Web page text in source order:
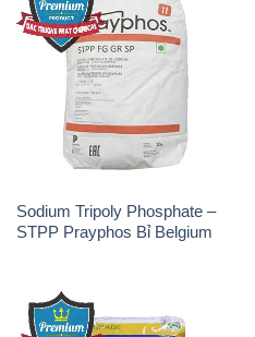
Sodium Tripoly Phosphate –
STPP Prayphos Bỉ Belgium